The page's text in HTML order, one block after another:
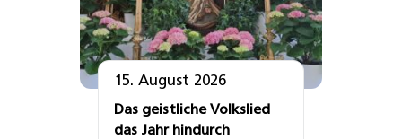
15. August 2026
Das geistliche Volkslied
das Jahr hindurch